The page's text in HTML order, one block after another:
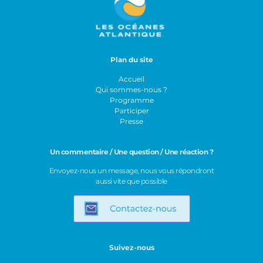
Plan du site
Accueil
Qui sommes-nous ?
Programme
Participer
Presse
Un commentaire / Une question / Une réaction ?
Envoyez-nous un message, nous vous répondront
aussi vite que possible
Suivez-nous